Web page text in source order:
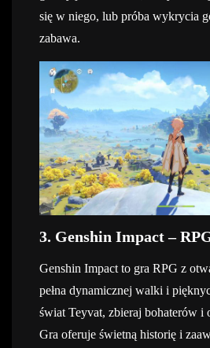
się w niego, lub próba wykrycia
zabawa.
3. Genshin Impact –
Genshin Impact to gra RPG z
pełna dynamicznej walki i
świat Teyvat, zbieraj bohaterów i
Gra oferuje świetną historię i